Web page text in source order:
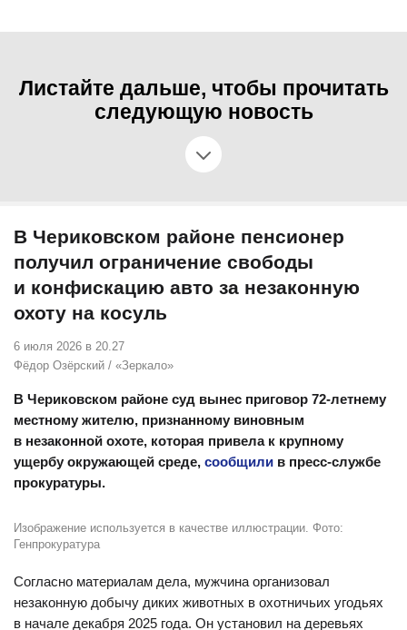
Листайте дальше, чтобы прочитать
следующую новость